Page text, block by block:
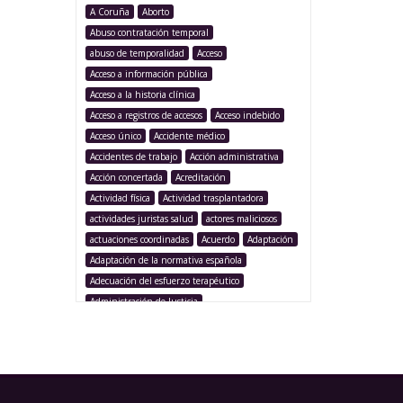
A Coruña
Aborto
Abuso contratación temporal
abuso de temporalidad
Acceso
Acceso a información pública
Acceso a la historia clínica
Acceso a registros de accesos
Acceso indebido
Acceso único
Accidente médico
Accidentes de trabajo
Acción administrativa
Acción concertada
Acreditación
Actividad física
Actividad trasplantadora
actividades juristas salud
actores maliciosos
actuaciones coordinadas
Acuerdo
Adaptación
Adaptación de la normativa española
Adecuación del esfuerzo terapéutico
Administración de Justicia